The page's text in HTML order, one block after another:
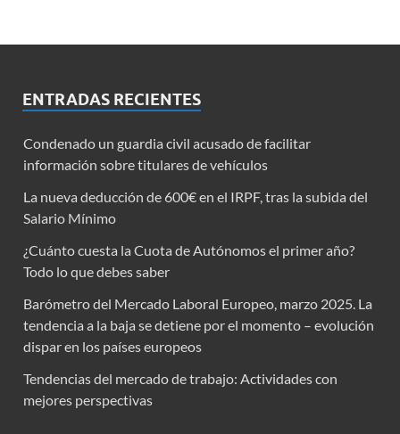
ENTRADAS RECIENTES
Condenado un guardia civil acusado de facilitar
información sobre titulares de vehículos
La nueva deducción de 600€ en el IRPF, tras la subida del
Salario Mínimo
¿Cuánto cuesta la Cuota de Autónomos el primer año?
Todo lo que debes saber
Barómetro del Mercado Laboral Europeo, marzo 2025. La
tendencia a la baja se detiene por el momento – evolución
dispar en los países europeos
Tendencias del mercado de trabajo: Actividades con
mejores perspectivas